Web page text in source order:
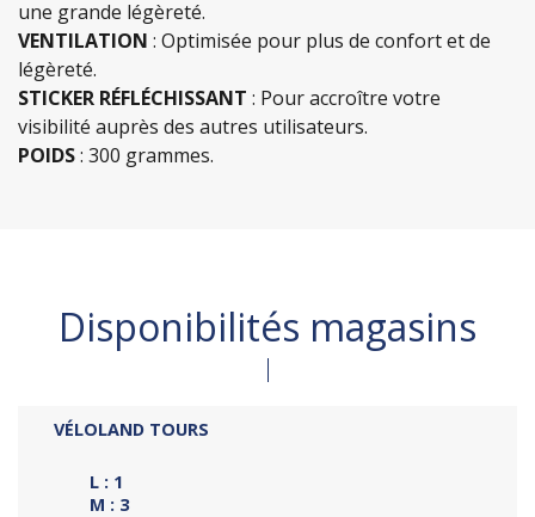
une grande légèreté.
VENTILATION : Optimisée pour plus de confort et de
légèreté.
STICKER RÉFLÉCHISSANT : Pour accroître votre
visibilité auprès des autres utilisateurs.
POIDS: 300 grammes.
Disponibilités magasins
VÉLOLAND TOURS
L : 1
M : 3